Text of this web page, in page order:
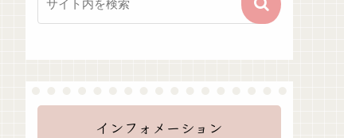
インフォメーション